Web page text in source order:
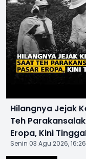
Hilangnya Jejak
Teh
Eropa, Kini
Senin 03 Agu 2026,